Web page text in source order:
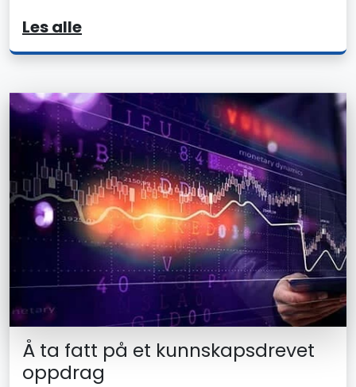
Les alle
Å ta fatt på et kunnskapsdrevet
oppdrag